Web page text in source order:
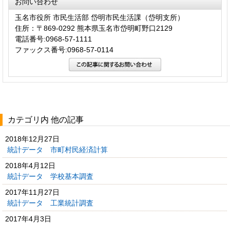
玉名市役所 市民生活部 岱明市民生活課（岱明支所）
住所：〒869-0292 熊本県玉名市岱明町野口2129
電話番号:0968-57-1111
ファックス番号:0968-57-0114
カテゴリ内 他の記事
2018年12月27日
統計データ 市町村民経済計算
2018年4月12日
統計データ 学校基本調査
2017年11月27日
統計データ 工業統計調査
2017年4月3日